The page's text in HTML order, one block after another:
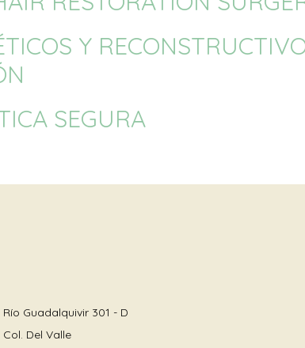
Y
SEGURA
Río Guadalquivir 301 - D
Col. Del Valle